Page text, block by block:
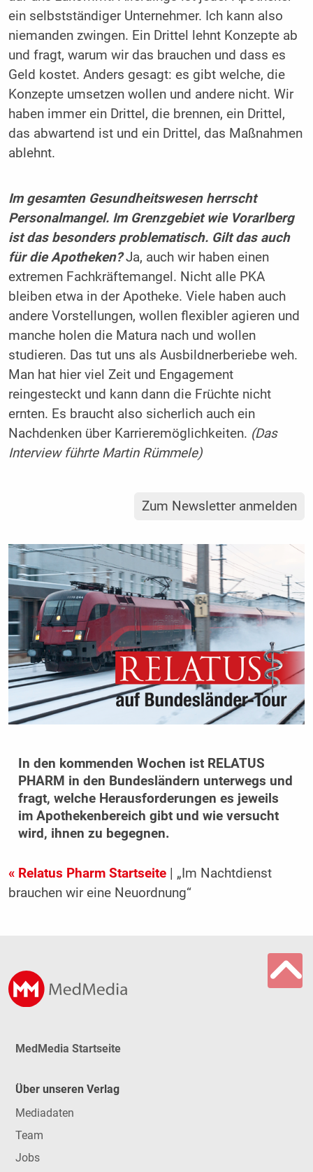
ein selbstständiger Unternehmer. Ich kann also
niemanden zwingen. Ein Drittel lehnt Konzepte ab
und fragt, warum wir das brauchen und dass es
Geld kostet. Anders gesagt: es gibt welche, die
Konzepte umsetzen wollen und andere nicht. Wir
haben immer ein Drittel, die brennen, ein Drittel,
das abwartend ist und ein Drittel, das Maßnahmen
ablehnt.
Im gesamten Gesundheitswesen herrscht
Personalmangel. Im Grenzgebiet wie Vorarlberg
ist das besonders problematisch. Gilt das auch
für die Apotheken?Ja, auch wir haben einen
extremen Fachkräftemangel. Nicht alle PKA
bleiben etwa in der Apotheke. Viele haben auch
andere Vorstellungen, wollen flexibler agieren und
manche holen die Matura nach und wollen
studieren. Das tut uns als Ausbildnerberiebe weh.
Man hat hier viel Zeit und Engagement
reingesteckt und kann dann die Früchte nicht
ernten. Es braucht also sicherlich auch ein
Nachdenken über Karrieremöglichkeiten. (Das
Interview führte Martin Rümmele)
Zum Newsletter anmelden
In den kommenden Wochen ist RELATUS
PHARM in den Bundesländern unterwegs und
fragt, welche Herausforderungen es jeweils
im Apothekenbereich gibt und wie versucht
wird, ihnen zu begegnen.
« Relatus Pharm Startseite| „Im Nachtdienst
brauchen wir eine Neuordnung“
MedMedia Startseite
Über unseren Verlag
Mediadaten
Team
Jobs